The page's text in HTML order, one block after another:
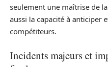
seulement une maîtrise de
aussi la capacité à anticiper
compétiteurs.
Incidents majeurs et